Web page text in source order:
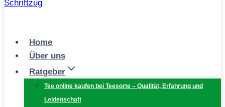
Home
Über uns
Ratgeber
Tee online kaufen bei Teesorte – Qualität, Erfahrung und
Leidenschaft